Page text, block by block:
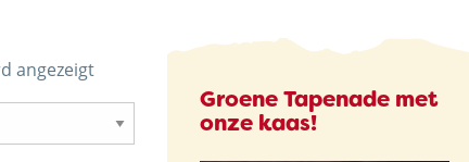
angezeigt
Groene Tapenade met
onze kaas!